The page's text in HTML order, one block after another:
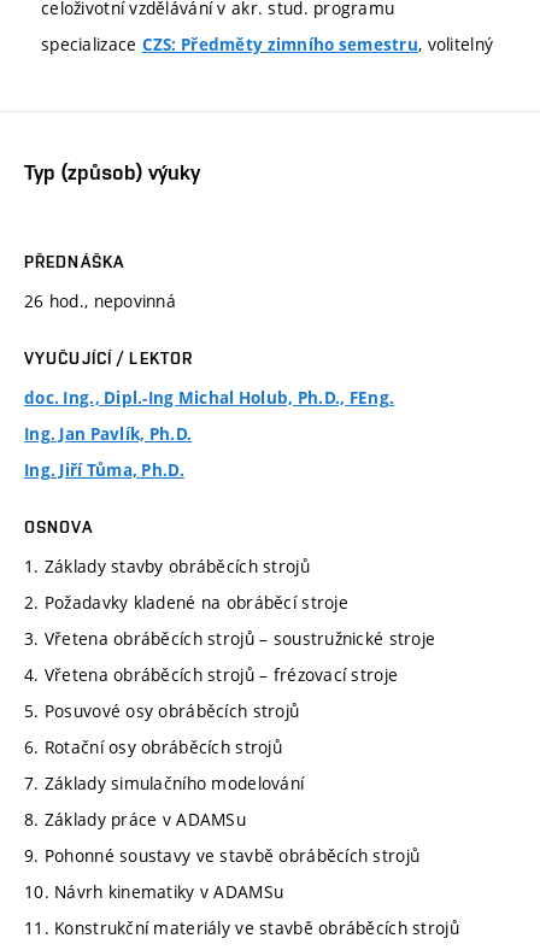
celoživotní vzdělávání v akr. stud. programu
specializace CZS: Předměty zimního semestru, volitelný
Typ (způsob) výuky
PŘEDNÁŠKA
26 hod., nepovinná
VYUČUJÍCÍ / LEKTOR
doc. Ing., Dipl.-Ing Michal Holub, Ph.D., FEng.
Ing. Jan Pavlík, Ph.D.
Ing. Jiří Tůma, Ph.D.
OSNOVA
1. Základy stavby obráběcích strojů
2. Požadavky kladené na obráběcí stroje
3. Vřetena obráběcích strojů – soustružnické stroje
4. Vřetena obráběcích strojů – frézovací stroje
5. Posuvové osy obráběcích strojů
6. Rotační osy obráběcích strojů
7. Základy simulačního modelování
8. Základy práce v ADAMSu
9. Pohonné soustavy ve stavbě obráběcích strojů
10. Návrh kinematiky v ADAMSu
11. Konstrukční materiály ve stavbě obráběcích strojů